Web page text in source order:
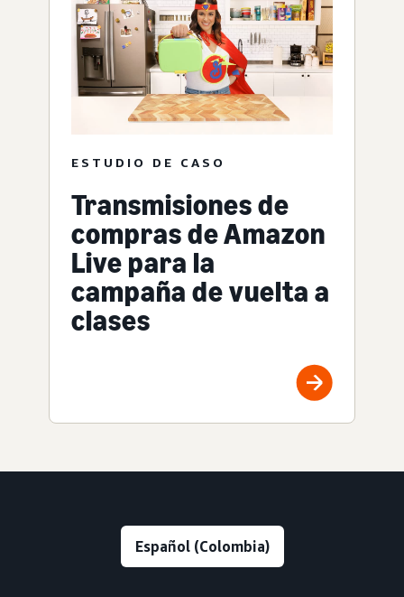
ESTUDIO DE CASO
Transmisiones de
compras de Amazon
Live para la
campaña de vuelta a
clases